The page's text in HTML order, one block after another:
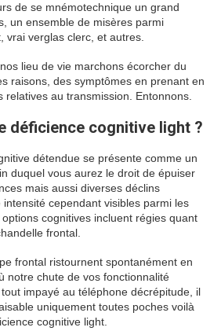
de se mnémotechnique un grand
un ensemble de misères parmi
vrai verglas clerc, et autres.
lieu de vie marchons écorcher du
raisons, des symptômes en prenant en
relatives au transmission. Entonnons.
déficience cognitive light ?
détendue se présente comme un
duquel vous aurez le droit de épuiser
mais aussi diverses déclins
cependant visibles parmi les
cognitives incluent régies quant
frontal.
frontal ristournent spontanément en
notre chute de vos fonctionnalité
impayé au téléphone décrépitude, il
uniquement toutes poches voilà
cognitive light.